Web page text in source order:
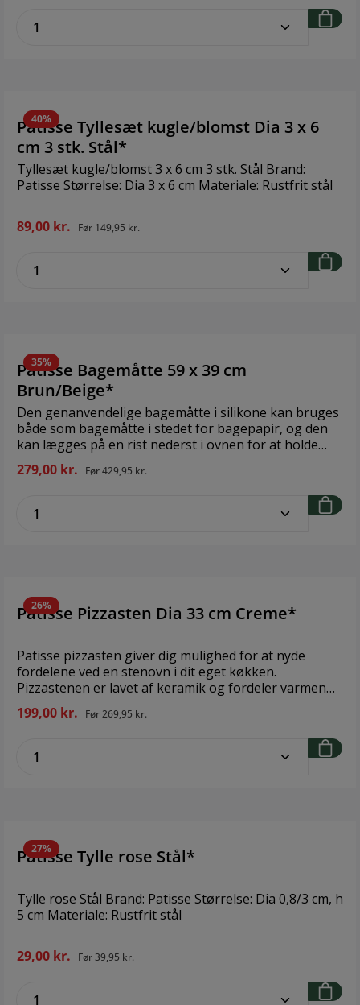
40%
Patisse Tyllesæt kugle/blomst Dia 3 x 6
cm 3 stk. Stål*
Tyllesæt kugle/blomst 3 x 6 cm 3 stk. Stål Brand:
Patisse Størrelse: Dia 3 x 6 cm Materiale: Rustfrit stål
89,00 kr. Før 149,95 kr.
35%
Patisse Bagemåtte 59 x 39 cm
Brun/Beige*
Den genanvendelige bagemåtte i silikone kan bruges
både som bagemåtte i stedet for bagepapir, og den
kan lægges på en rist nederst i ovnen for at holde
bunden af ovnen ren for dryp og stænk. Placer aldrig
måtten direkte på ovnbunden. Måtten tåler
temperaturer fra -60 til +230 grader C, er nem at gøre
ren og kan vaskes i opvaskemaskine. Brand: Patisse
279,00 kr. Før429,95 kr.
26%
Patisse Pizzasten Dia 33 cm Creme*
Patisse pizzasten giver dig mulighed for at nyde
fordelene ved en stenovn i dit eget køkken.
Pizzastenen er lavet af keramik og fordeler varmen
jævnt, så skorpen bliver let og sprød – som var det fra
dit yndlingsbageri eller -pizzeria. Pizzastenen kan
bruges i en almindelig ovn eller mikroovn til bagning
af pizza, brød, kiks, tortilla, kringler, bagels, cookies -
199,00 kr. Før269,95 kr.
27%
Patisse Tylle rose Stål*
Tylle rose Stål Brand: Patisse Størrelse: Dia 0,8/3 cm, h
5 cm Materiale: Rustfrit stål
29,00 kr. Før39,95 kr.